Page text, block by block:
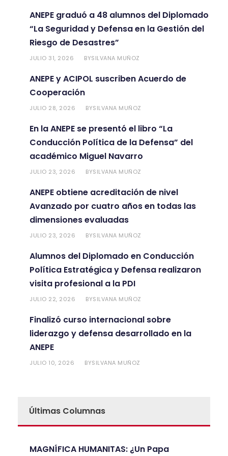
ANEPE graduó a 48 alumnos del Diplomado
“La Seguridad y Defensa en la Gestión del
Riesgo de Desastres”
JULIO 31, 2026 BYSILVANA MUÑOZ
ANEPE y ACIPOL suscriben Acuerdo de
Cooperación
JULIO 28, 2026 BYSILVANA MUÑOZ
En la ANEPE se presentó el libro “La
Conducción Política de la Defensa” del
académico Miguel Navarro
JULIO 23, 2026 BYSILVANA MUÑOZ
ANEPE obtiene acreditación de nivel
Avanzado por cuatro años en todas las
dimensiones evaluadas
JULIO 23, 2026 BYSILVANA MUÑOZ
Alumnos del Diplomado en Conducción
Política Estratégica y Defensa realizaron
visita profesional a la PDI
JULIO 22, 2026 BYSILVANA MUÑOZ
Finalizó curso internacional sobre
liderazgo y defensa desarrollado en la
ANEPE
JULIO 10, 2026 BYSILVANA MUÑOZ
Últimas Columnas
MAGNÍFICA HUMANITAS: ¿Un Papa